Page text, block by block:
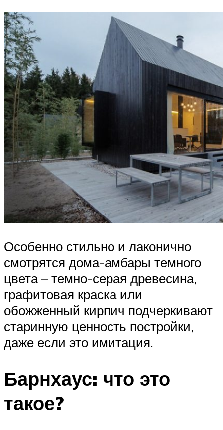
Особенно стильно и лаконично
смотрятся дома-амбары темного
цвета – темно-серая древесина,
графитовая краска или
обожженный кирпич подчеркивают
старинную ценность постройки,
даже если это имитация.
Барнхаус: что это
такое?